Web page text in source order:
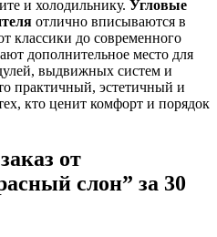
и холодильнику. Угловые
отлично вписываются в
классики до современного
дополнительное место для
выдвижных систем и
практичный, эстетичный и
кто ценит комфорт и порядок
от
слон” за 30